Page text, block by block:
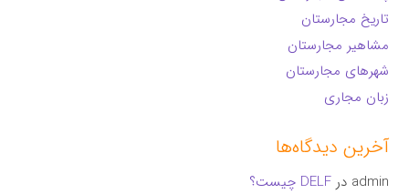
تاریخ مجارستان
مشاهیر مجارستان
شهرهای مجارستان
زبان مجاری
آخرین دیدگاه‌ها
admin درDELF چیست؟